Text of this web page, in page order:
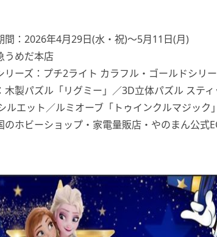
間：2026年4月29日(水・祝)〜5月11日(月)
うめだ本店
リーズ：プチ2ライト カラフル・ゴールドシリ
木製パズル「リグミー」／3D立体パズル ステ
ルエット／ルミオーブ「トゥインクルマジック」
のホビーショップ・家電量販店・やのまん公式